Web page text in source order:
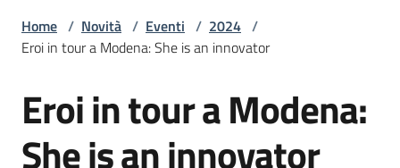
regionale -
Fesr
Novità
Home / Novità / Eventi / 2024 /
Eroi in tour a Modena: She is an innovator
Salta al contenuto
Eroi in tour a Modena:
She is an innovator